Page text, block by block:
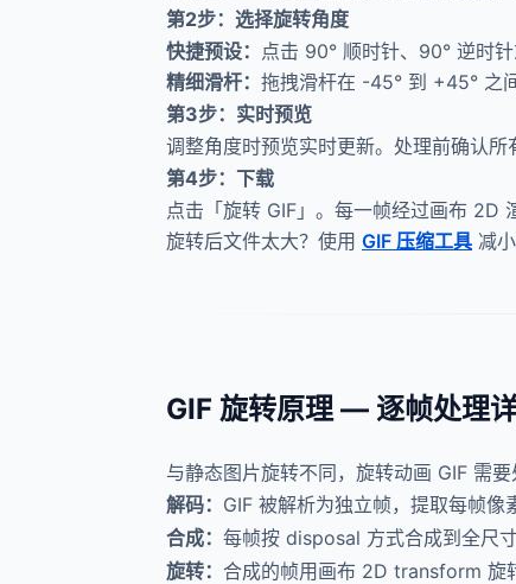
第2步：选择旋转角度
快捷预设： 点击 90° 顺时针、90° 逆时
精细滑杆： 拖拽滑杆在 -45° 到 +45° 之
第3步：实时预览
调整角度时预览实时更新。处理前确认所
第4步：下载
点击「旋转 GIF」。每一帧经过画布 2D
旋转后文件太大？使用 GIF 压缩工具 减
GIF 旋转原理 — 逐帧处理
与静态图片旋转不同，旋转动画 GIF 需要
解码： GIF 被解析为独立帧，提取每帧像
合成： 每帧按 disposal 方式合成到全尺
旋转： 合成的帧用画布 2D transform 旋